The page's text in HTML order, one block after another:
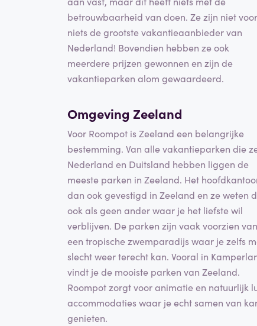
betrouwbaarheid van doen. Ze zijn niet voor
niets de grootste vakantieaanbieder van
Nederland! Bovendien hebben ze ook
meerdere prijzen gewonnen en zijn de
vakantieparken alom gewaardeerd.
Omgeving Zeeland
Voor Roompot is Zeeland een belangrijke
bestemming. Van alle vakantieparken die
Nederland en Duitsland hebben liggen de
meeste parken in Zeeland. Het
dan ook gevestigd in Zeeland en ze weten
ook als geen ander waar je het liefste wil
verblijven. De parken zijn vaak voorzien van
een tropische zwemparadijs waar je zelfs
slecht weer terecht kan. Vooral in
vindt je de mooiste parken van Zeeland.
Roompot zorgt voor animatie en natuurlijk
accommodaties waar je echt samen van
genieten.